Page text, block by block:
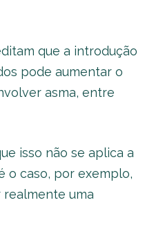
que a introdução
pode aumentar o
asma, entre
isso não se aplica a
o caso, por exemplo,
realmente uma